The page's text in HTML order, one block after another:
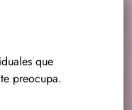
que
preocupa.